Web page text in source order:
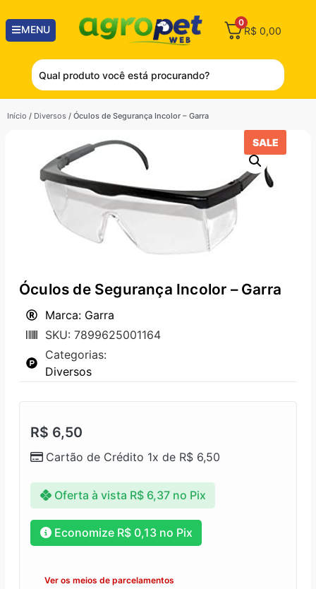
MENU
0
R$ 0,00
Início / Diversos / Óculos de Segurança Incolor – Garra
SALE
Óculos de Segurança Incolor – Garra
Marca: Garra
SKU: 7899625001164
Categorias:
Diversos
R$ 6,50
Cartão de Crédito 1x de R$ 6,50
Oferta à vista R$6,37 no Pix
Economize R$0,13no Pix
Ver os meios de parcelamentos